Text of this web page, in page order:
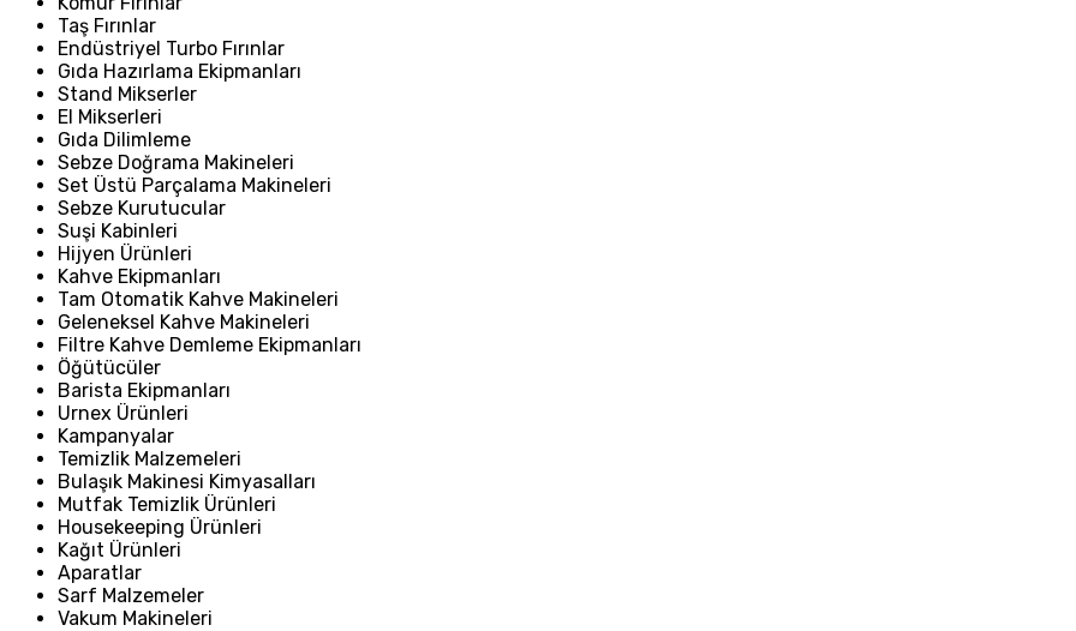
Taş Fırınlar
Endüstriyel Turbo Fırınlar
Gıda Hazırlama Ekipmanları
Stand Mikserler
El Mikserleri
Gıda Dilimleme
Sebze Doğrama Makineleri
Set Üstü Parçalama Makineleri
Sebze Kurutucular
Suşi Kabinleri
Hijyen Ürünleri
Kahve Ekipmanları
Tam Otomatik Kahve Makineleri
Geleneksel Kahve Makineleri
Filtre Kahve Demleme Ekipmanları
Öğütücüler
Barista Ekipmanları
Urnex Ürünleri
Kampanyalar
Temizlik Malzemeleri
Bulaşık Makinesi Kimyasalları
Mutfak Temizlik Ürünleri
Housekeeping Ürünleri
Kağıt Ürünleri
Aparatlar
Sarf Malzemeler
Vakum Makineleri